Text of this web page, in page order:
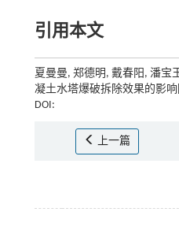
引用本文
夏曼曼, 郑德明, 戴春阳, 潘宝
凝土水塔爆破拆除效果的影响
DOI:
上一篇